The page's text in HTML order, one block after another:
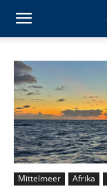
Mittelmeer Afrika